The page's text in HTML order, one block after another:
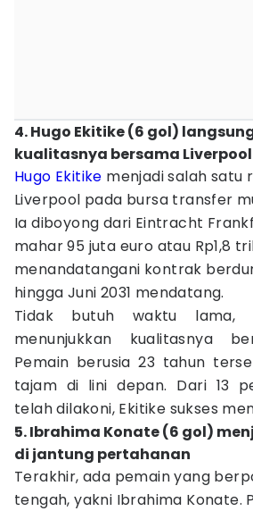
4. Hugo Ekitike (6 gol)
kualitasnya bersama Liverpool
Hugo Ekitike menjadi salah satu
Liverpool pada bursa transfer
Ia diboyong dari Eintracht
mahar 95 juta euro atau Rp1,8
menandatangani kontrak
hingga Juni 2031 mendatang.
Tidak butuh waktu lama,
menunjukkan kualitasnya
Pemain berusia 23 tahun
tajam di lini depan. Dari 13
telah dilakoni, Ekitike sukses
5. Ibrahima Konate (6 gol)
di jantung pertahanan
Terakhir, ada pemain yang
tengah, yakni Ibrahima Konate.